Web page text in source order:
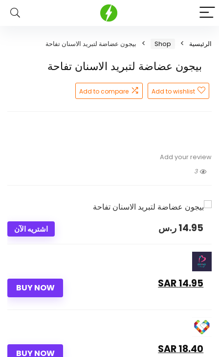
الرئيسية Shop بيجون عضاضة لتبريد الاسنان تفاحة
بيجون عضاضة لتبريد الاسنان تفاحة
Add to wishlist
Add to compare
Add your review
3
اشتريه الآن 14.95ر.س
BUY NOW 14.95 SAR
BUY NOW 18.40 SAR